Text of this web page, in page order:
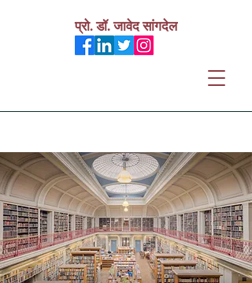
प्रो. डॉ. जावेद सांगदेल